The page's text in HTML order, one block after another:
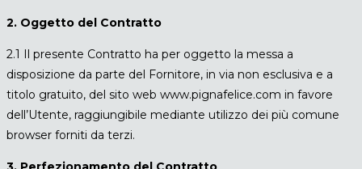
2. Oggetto del Contratto
2.1 Il presente Contratto ha per oggetto la messa a
disposizione da parte del Fornitore, in via non esclusiva e a
titolo gratuito, del sito web www.pignafelice.com in favore
dell’Utente, raggiungibile mediante utilizzo dei più comune
browser forniti da terzi.